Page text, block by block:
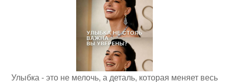
Улыбка - это не мелочь, а деталь, которая меняет весь